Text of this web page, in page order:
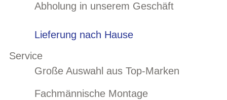
Abholung in unserem Geschäft
Lieferung nach Hause
Service
Große Auswahl aus Top-Marken
Fachmännische Montage